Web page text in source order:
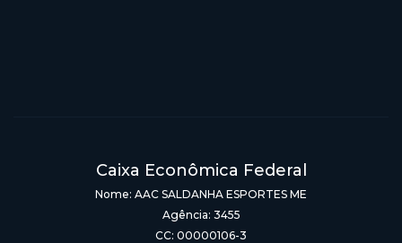
Caixa Econômica Federal
Nome: AAC SALDANHA ESPORTES ME
Agência: 3455
CC: 00000106-3